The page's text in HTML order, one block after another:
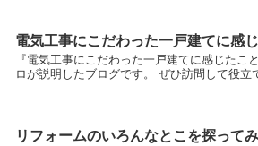
電気工事にこだわった一戸建てに感
『電気工事にこだわった一戸建てに感じたこ
ロが説明したブログです。 ぜひ訪問して役
リフォームのいろんなとこを探って